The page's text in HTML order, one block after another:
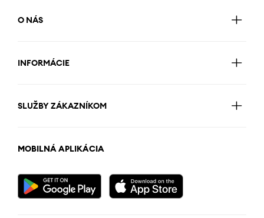
O NÁS
INFORMÁCIE
SLUŽBY ZÁKAZNÍKOM
MOBILNÁ APLIKÁCIA